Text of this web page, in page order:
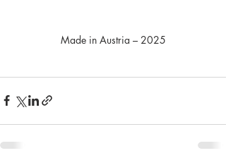
Made in Austria – 2025